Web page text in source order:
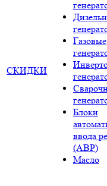
СКИДКИ
Газовые
Блоки
ввода
(АВР)
Масло